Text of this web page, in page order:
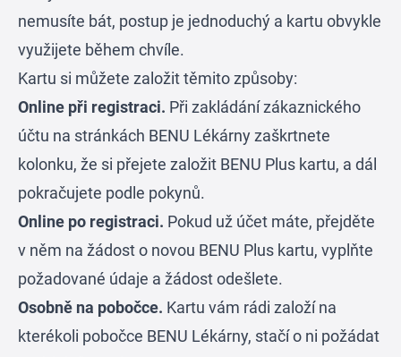
nemusíte bát, postup je jednoduchý a kartu obvykle
využijete během chvíle.
Kartu si můžete založit těmito způsoby:
Online při registraci. Při zakládání zákaznického
účtu na stránkách BENU Lékárny zaškrtnete
kolonku, že si přejete založit BENU Plus kartu, a dál
pokračujete podle pokynů.
Online po registraci. Pokud už účet máte, přejděte
v něm na žádost o novou BENU Plus kartu, vyplňte
požadované údaje a žádost odešlete.
Osobně na pobočce. Kartu vám rádi založí na
kterékoli pobočce BENU Lékárny, stačí o ni požádat